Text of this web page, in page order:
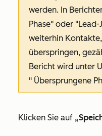
werden. In
Phase" oder
weiterhin
überspringen,
Bericht wird unter
" Übersprungene
Klicken Sie auf